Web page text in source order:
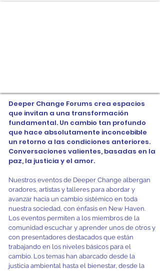
Deeper Change Forums crea espacios
que invitan a una transformación
fundamental. Un cambio tan profundo
que hace absolutamente inconcebible
un retorno a las condiciones anteriores.
Conversaciones valientes, basadas en la
paz, la justicia y el amor.
Nuestros eventos de Deeper Change albergan
oradores, artistas y talleres para abordar y
avanzar hacia un cambio sistémico en toda
nuestra sociedad, con énfasis en New Haven.
Los eventos permiten a los miembros de la
comunidad escuchar y aprender unos de otros y
con presentadores destacados que están
trabajando en los niveles básicos para el
cambio. Los temas han abarcado desde la
justicia ambiental hasta el bienestar, desde la